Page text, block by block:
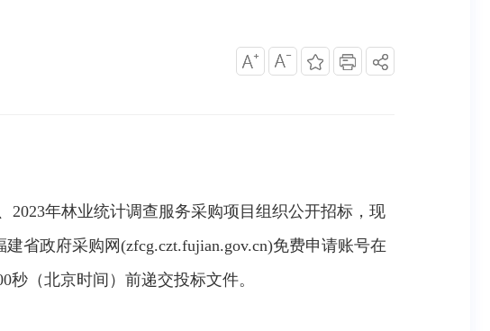
2023年林业统计调查服务采购项目组织公开招标，现
省政府采购网(zfcg.czt.fujian.gov.cn)免费申请账号在
（北京时间）前递交投标文件。